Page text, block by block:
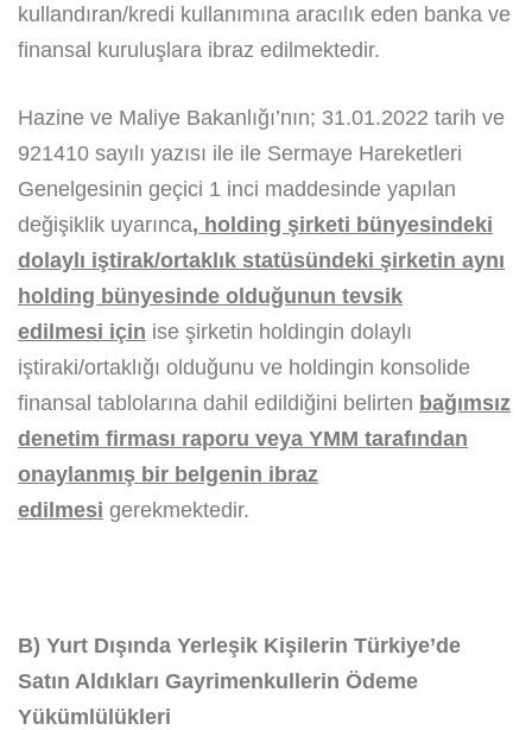
kullandıran/kredi kullanımına aracılık eden banka ve
finansal kuruluşlara ibraz edilmektedir.
Hazine ve Maliye Bakanlığı’nın; 31.01.2022 tarih ve
921410 sayılı yazısı ile ile Sermaye Hareketleri
Genelgesinin geçici 1 inci maddesinde yapılan
değişiklik uyarınca, holding şirketi bünyesindeki
dolaylı iştirak/ortaklık statüsündeki şirketin aynı
holding bünyesinde olduğunun tevsik
edilmesi için ise şirketin holdingin dolaylı
iştiraki/ortaklığı olduğunu ve holdingin konsolide
finansal tablolarına dahil edildiğini belirten bağımsız
denetim firması raporu veya YMM tarafından
onaylanmış bir belgenin ibraz
edilmesi gerekmektedir.
B) Yurt Dışında Yerleşik Kişilerin Türkiye’de
Satın Aldıkları Gayrimenkullerin Ödeme
Yükümlülükleri